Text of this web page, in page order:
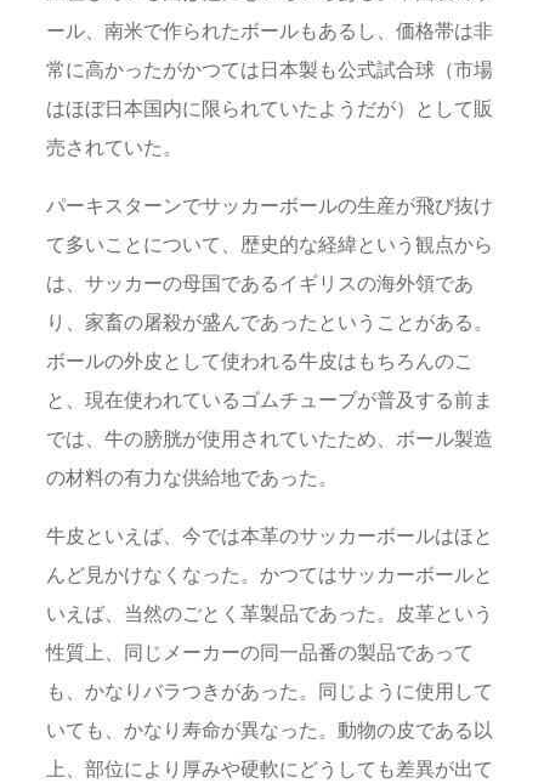
ール、南米で作られたボールもあるし、価格帯は非
常に高かったがかつては日本製も公式試合球（市場
はほぼ日本国内に限られていたようだが）として販
売されていた。
パーキスターンでサッカーボールの生産が飛び抜け
て多いことについて、歴史的な経緯という観点から
は、サッカーの母国であるイギリスの海外領であ
り、家畜の屠殺が盛んであったということがある。
ボールの外皮として使われる牛皮はもちろんのこ
と、現在使われているゴムチューブが普及する前ま
では、牛の膀胱が使用されていたため、ボール製造
の材料の有力な供給地であった。
牛皮といえば、今では本革のサッカーボールはほと
んど見かけなくなった。かつてはサッカーボールと
いえば、当然のごとく革製品であった。皮革という
性質上、同じメーカーの同一品番の製品であって
も、かなりバラつきがあった。同じように使用して
いても、かなり寿命が異なった。動物の皮である以
上、部位により厚みや硬軟にどうしても差異が出て